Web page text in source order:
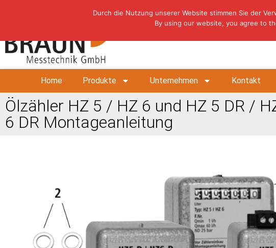
Home Produkte Unternehmen Kontakt
Ölzähler HZ 5 / HZ 6 und HZ 5 DR /
6 DR Montageanleitung
Durch die Nutzung unserer Website stimmen Sie der
By using our website, you agree to